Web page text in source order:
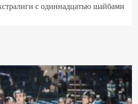
с одиннадцатью шайбами